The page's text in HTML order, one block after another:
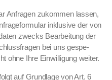
Anfra­gen zukom­men lassen,
inklu­sive der von
zwecks Bear­beitung der
bei uns gespe­
ohne Ihre Ein­willi­gung weit­er.
auf Grund­lage von Art. 6